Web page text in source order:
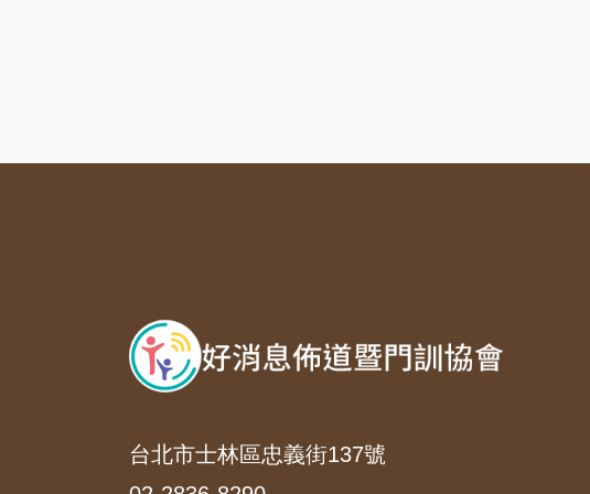
台北市士林區忠義街137號